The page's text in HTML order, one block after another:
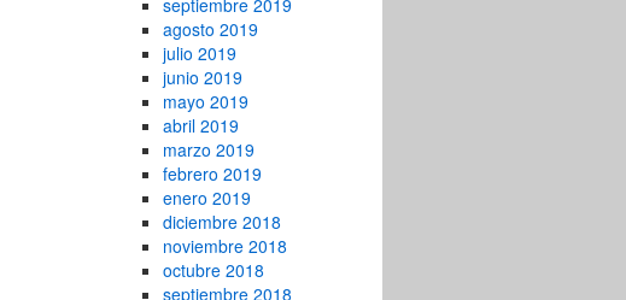
septiembre 2019
agosto 2019
julio 2019
junio 2019
mayo 2019
abril 2019
marzo 2019
febrero 2019
enero 2019
diciembre 2018
noviembre 2018
octubre 2018
septiembre 2018